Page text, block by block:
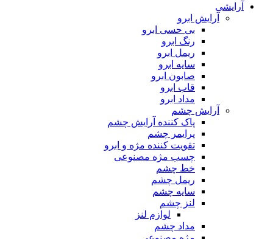
آرایشی
آرایش ابرو
بی حسی ابرو
رنگ ابرو
ریمل ابرو
سایه ابرو
صابون ابرو
قاب ابرو
مداد ابرو
آرایش چشم
پاک کننده آرایش چشم
پرایمر چشم
تقویت کننده مژه و ابرو
چسب مژه مصنوعی
خط چشم
ریمل چشم
سایه چشم
لنز چشم
لوازم لنز
مداد چشم